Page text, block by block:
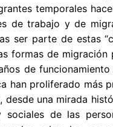
temporales
de trabajo y de
ser parte de estas
formas de
de
proliferado más
una mirada
de las